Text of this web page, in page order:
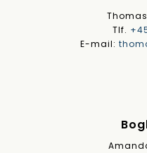
Tlf.
E-mail: